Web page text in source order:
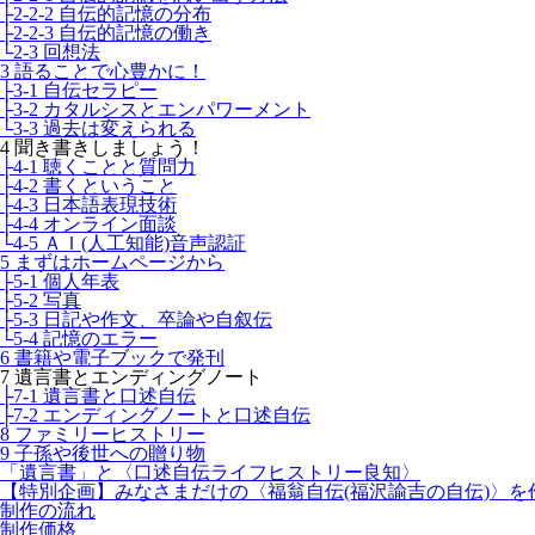
├2-2-2 自伝的記憶の分布
├2-2-3 自伝的記憶の働き
└2-3 回想法
3 語ることで心豊かに！
├3-1 自伝セラピー
├3-2 カタルシスとエンパワーメント
└3-3 過去は変えられる
4 聞き書きしましょう！
├4-1 聴くことと質問力
├4-2 書くということ
├4-3 日本語表現技術
├4-4 オンライン面談
└4-5 ＡＩ(人工知能)音声認証
5 まずはホームページから
├5-1 個人年表
├5-2 写真
├5-3 日記や作文、卒論や自叙伝
└5-4 記憶のエラー
6 書籍や電子ブックで発刊
7 遺言書とエンディングノート
├7-1 遺言書と口述自伝
├7-2 エンディングノートと口述自伝
8 ファミリーヒストリー
9 子孫や後世への贈り物
「遺言書」と〈口述自伝ライフヒストリー良知〉
【特別企画】みなさまだけの〈福翁自伝(福沢諭吉の自伝)〉を
制作の流れ
制作価格